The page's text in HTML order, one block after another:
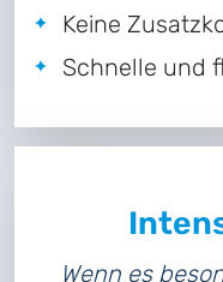
Keine
Schnelle und
Wenn es